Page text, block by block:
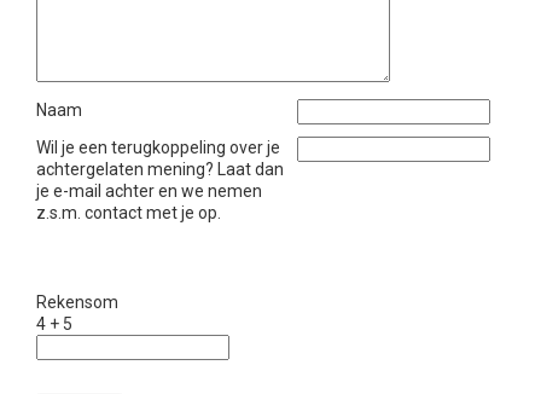
Naam
Wil je een terugkoppeling over je
achtergelaten mening? Laat dan
je e-mail achter en we nemen
z.s.m. contact met je op.
Rekensom
4 + 5